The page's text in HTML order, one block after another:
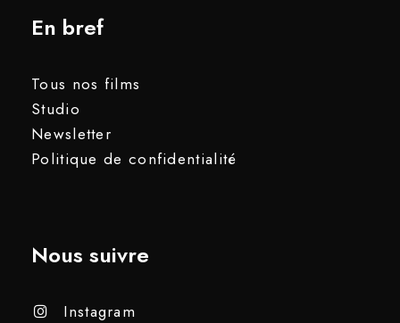
En bref
Tous nos films
Studio
Newsletter
Politique de confidentialité
Nous suivre
Instagram